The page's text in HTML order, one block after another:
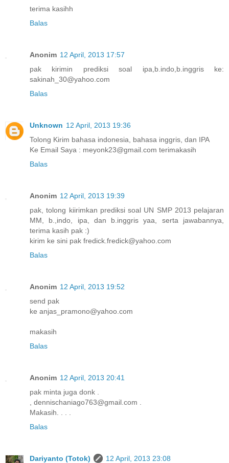
terima kasihh
Balas
Anonim 12 April, 2013 17:57
pak kirimin prediksi soal ipa,b.indo,b.inggris ke:
sakinah_30@yahoo.com
Balas
Unknown 12 April, 2013 19:36
Tolong Kirim bahasa indonesia, bahasa inggris, dan IPA
Ke Email Saya : meyonk23@gmail.com terimakasih
Balas
Anonim 12 April, 2013 19:39
pak, tolong kiirimkan prediksi soal UN SMP 2013 pelajaran
MM, b.,indo, ipa, dan b.inggris yaa, serta jawabannya,
terima kasih pak :)
kirim ke sini pak fredick.fredick@yahoo.com
Balas
Anonim 12 April, 2013 19:52
send pak
ke anjas_pramono@yahoo.com
makasih
Balas
Anonim 12 April, 2013 20:41
pak minta juga donk .
, dennischaniago763@gmail.com .
Makasih. . . .
Balas
Dariyanto (Totok)
12 April, 2013 23:08